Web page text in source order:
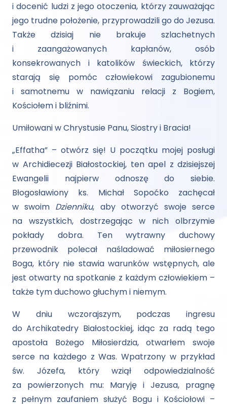
i docenić ludzi z jego otoczenia, którzy zauważając
jego trudne położenie, przyprowadzili go do Jezusa.
Także dzisiaj nie brakuje szlachetnych
i zaangażowanych kapłanów, osób
konsekrowanych i katolików świeckich, którzy
starają się pomóc człowiekowi zagubionemu
i samotnemu w nawiązaniu relacji z Bogiem,
Kościołem i bliźnimi.
Umiłowani w Chrystusie Panu, Siostry i Bracia!
„Effatha” – otwórz się! U początku mojej posługi
w Archidiecezji Białostockiej, ten apel z dzisiejszej
Ewangelii najpierw odnoszę do siebie.
Błogosławiony ks. Michał Sopoćko zachęcał
w swoim Dzienniku, aby otworzyć swoje serce
na wszystkich, dostrzegając w nich olbrzymie
pokłady dobra. Ten wytrawny duchowy
przewodnik polecał naśladować miłosiernego
Boga, który nie stawia warunków wstępnych, ale
jest otwarty na spotkanie z każdym człowiekiem –
także tym duchowo głuchym i niemym.
W dniu wczorajszym, podczas ingresu
do Archikatedry Białostockiej, idąc za radą tego
apostoła Bożego Miłosierdzia, otwarłem swoje
serce na każdego z Was. Wpatrzony w przykład
św. Józefa, który wziął odpowiedzialność
za powierzonych mu: Maryję i Jezusa, pragnę
z pełnym zaufaniem służyć Bogu i Kościołowi –